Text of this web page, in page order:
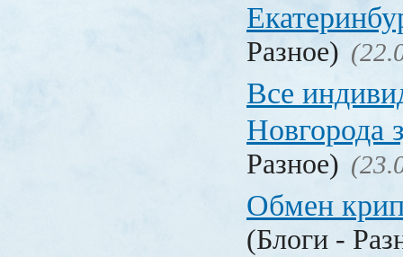
Разное)
Все
Новгорода
Разное)
Обмен
(Блоги -